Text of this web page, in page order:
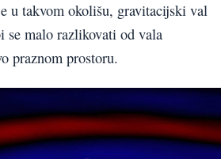
u takvom okolišu, gravitacijski val
se malo razlikovati od vala
praznom prostoru.